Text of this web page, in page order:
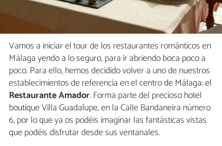
Vamos a iniciar el tour de los restaurantes románticos en
Málaga yendo a lo seguro, para ir abriendo boca poco a
poco. Para ello, hemos decidido volver a uno de nuestros
establecimientos de referencia en el centro de Málaga: el
Restaurante Amador. Forma parte del precioso hotel
boutique Villa Guadalupe, en la Calle Bandaneira número
6, por lo que ya os podéis imaginar las fantásticas vistas
que podéis disfrutar desde sus ventanales.